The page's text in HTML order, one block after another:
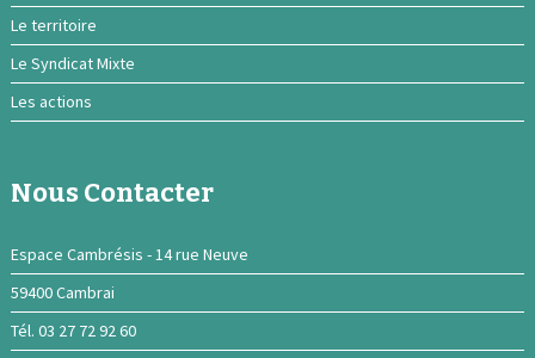
Le territoire
Le Syndicat Mixte
Les actions
Nous Contacter
Espace Cambrésis - 14 rue Neuve
59400 Cambrai
Tél. 03 27 72 92 60